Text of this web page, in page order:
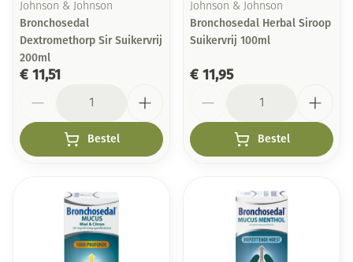
Johnson & Johnson
Bronchosedal
Dextromethorp Sir Suikervrij
200ml
€ 11,51
Bestel
Johnson & Johnson
Bronchosedal Herbal Siroop
Suikervrij 100ml
€ 11,95
Bestel